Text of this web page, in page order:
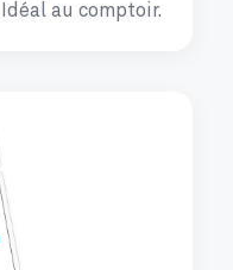
au comptoir.